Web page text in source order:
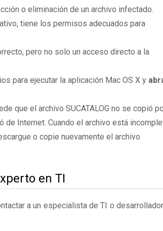
o eliminación de un archivo infectado.
tiene los permisos adecuados para
pero no solo un acceso directo a la
para ejecutar la aplicación Mac OS X y
que el archivo SUCATALOG no se copió
Internet. Cuando el archivo está
o copie nuevamente el archivo
en TI
a un especialista de TI o